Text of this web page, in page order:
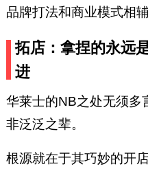
品牌打法和商业模式相
拓店：拿捏的永远
进
华莱士的NB之处无须多
非泛泛之辈。
根源就在于其巧妙的开